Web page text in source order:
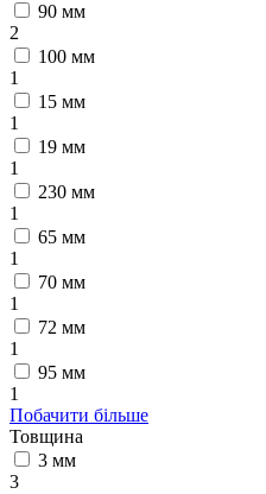
90 мм
2
100 мм
1
15 мм
1
19 мм
1
230 мм
1
65 мм
1
70 мм
1
72 мм
1
95 мм
1
Побачити більше
Товщина
3 мм
3